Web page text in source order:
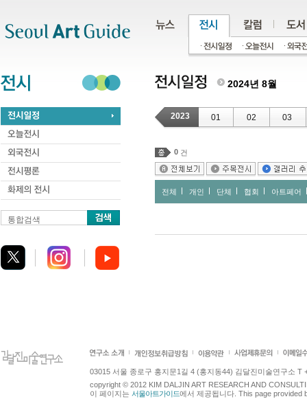
통합검색
2024년 8월
2023 01 02 03
0 건
전체 개인 단체 협회 아트페어
03015 서울 종로구 홍지문1길 4 (홍지동44) 김달진미술연구소 T
copyright © 2012 KIM DALJIN ART RESEARCH AND
이 페이지는 서울아트가이드에서 제공됩니다. This page provided